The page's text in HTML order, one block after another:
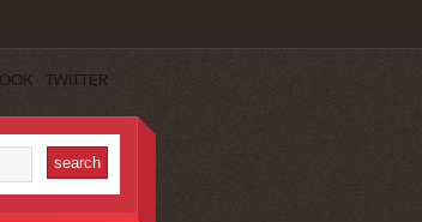
TWITTER